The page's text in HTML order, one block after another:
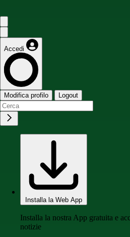
Accedi
Modifica profilo Logout
Installa la Web App
Installa la nostra App gratuita e
notizie